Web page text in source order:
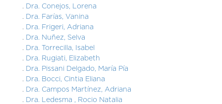
Dra. Conejos, Lorena
Dra. Farías, Vanina
Dra. Frigeri, Adriana
Dra. Nuñez, Selva
Dra. Torrecilla, Isabel
Dra. Rugiati, Elizabeth
Dra. Pissani Delgado, María Pía
Dra. Bocci, Cintia Eliana
Dra. Campos Martínez, Adriana
Dra. Ledesma , Rocio Natalia